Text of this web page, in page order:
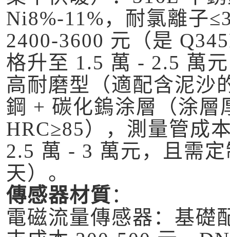
Ni8%-11%，耐氯離子
2400-3600 元（是
格升至 1.5 萬 - 2.5 萬
高耐磨型（適配含泥沙
鋼 + 碳化鎢涂層（涂層
HRC≥85），測量管成
2.5 萬 - 3 萬元，且需
天）。
傳感器材質：
電磁流量傳感器：基礎